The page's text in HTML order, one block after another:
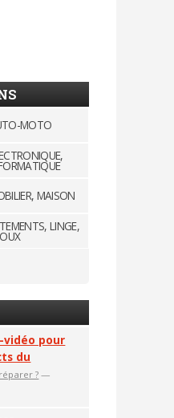
MOTO
MAISON
LINGE,
vidéo pour
du
?—